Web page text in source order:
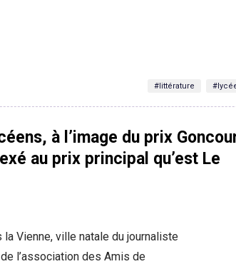
#littérature
à l’image du prix
au prix principal qu’est Le
Vienne, ville natale du journaliste
l’association des Amis de